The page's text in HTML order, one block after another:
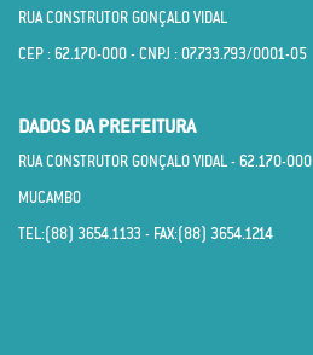
RUA CONSTRUTOR GONÇALO VIDAL
CEP : 62.170­-000 - CNPJ : 07.733.793/0001­-05
DADOS DA PREFEITURA
RUA CONSTRUTOR GONÇALO VIDAL - 62.170­-000
MUCAMBO
TEL:(88) 3654.1133 - FAX:(88) 3654.1214